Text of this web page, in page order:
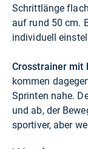
Schrittlänge
auf rund 50 cm.
individuell
Crosstrainer mit
kommen
Sprinten nahe.
und ab, der
sportiver, aber